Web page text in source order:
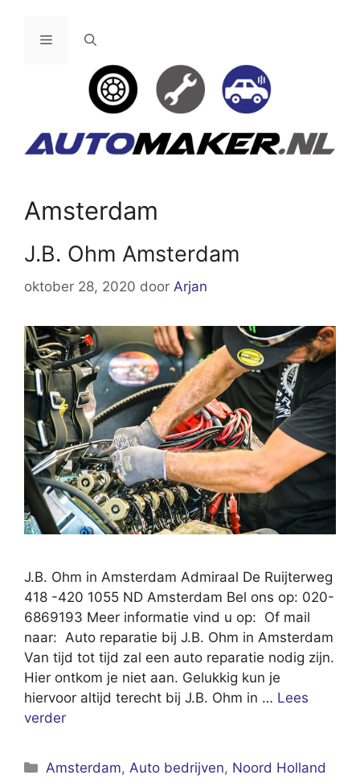
Menu
Amsterdam
J.B. Ohm Amsterdam
oktober 28, 2020 door Arjan
J.B. Ohm in Amsterdam Admiraal De Ruijterweg
418 -420 1055 ND Amsterdam Bel ons op: 020-
6869193 Meer informatie vind u op: Of mail
naar: Auto reparatie bij J.B. Ohm in Amsterdam
Van tijd tot tijd zal een auto reparatie nodig zijn.
Hier ontkom je niet aan. Gelukkig kun je
hiervoor altijd terecht bij J.B. Ohm in … Lees
verder
Categorieën
Amsterdam, Auto bedrijven, Noord Holland